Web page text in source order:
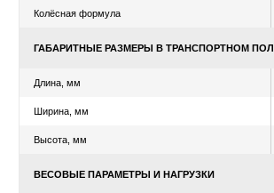
Вместимость цистерны, м3
Вместимость баков для чистой воды, м3
Глубина очищаемого колодца, м